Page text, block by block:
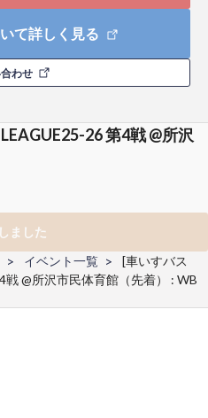
て詳しく見る
わせ
26 第4戦 @所沢
ました
イベント一覧
[車いすバス
戦 @所沢市民体育館（先着） : WB